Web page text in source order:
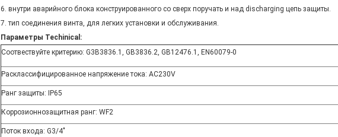
6. внутри аварийного блока конструированного со сверх поручать и над discharging цепь защиты.
7. тип соединения винта, для легких установки и обслуживания.
Параметры Techinical:
Соотвествуйте критерию: G3B3836.1, GB3836.2, GB12476.1, EN60079-0
Расклассифицированное напряжение тока: AC230V
Ранг защиты: IP65
Коррозионнозащитная ранг: WF2
Поток входа: G3/4"